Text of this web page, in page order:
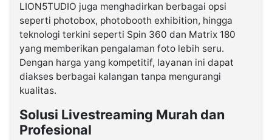
LION5TUDIO juga menghadirkan berbagai opsi
seperti photobox, photobooth exhibition, hingga
teknologi terkini seperti Spin 360 dan Matrix 180
yang memberikan pengalaman foto lebih seru.
Dengan harga yang kompetitif, layanan ini dapat
diakses berbagai kalangan tanpa mengurangi
kualitas.
Solusi Livestreaming Murah dan
Profesional